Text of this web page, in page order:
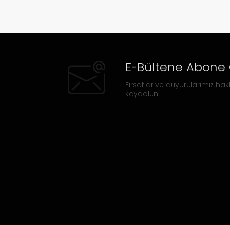
E-Bültene Abone
Fırsatlar ve duyurularımız
kaydolun!